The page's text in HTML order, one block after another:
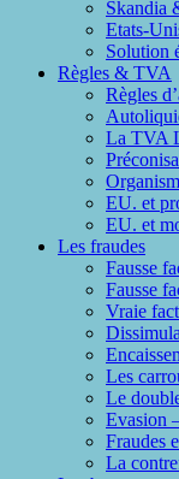
Skandia
Etats-
Solution
Règles & TVA
Règles
La TVA
EU. et
EU. et
Les fraudes
Fausse
Fausse
Vraie
Les
Le
Evasion
Fraudes
La